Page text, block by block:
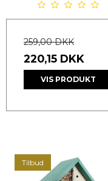
259,00 DKK
220,15 DKK
VIS PRODUKT
Tilbud